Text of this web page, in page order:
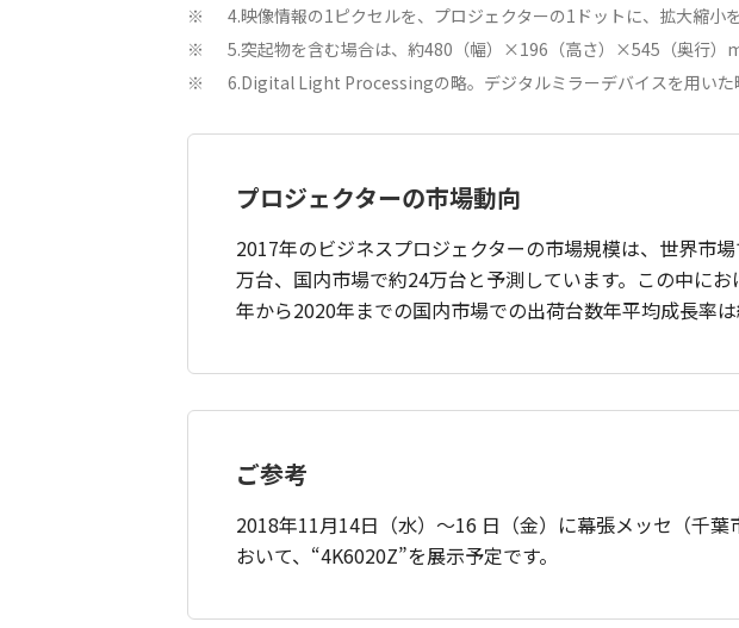
※ 4.映像情報の1ピクセルを、プロジェクターの1ドットに、拡大縮小
※ 5.突起物を含む場合は、約480（幅）×196（高さ）×545（奥行）
※ 6.Digital Light Processingの略。デジタルミラーデバイスを用いた
プロジェクターの市場動向
2017年のビジネスプロジェクターの市場規模は、世界市
万台、国内市場で約24万台と予測しています。この中に
年から2020年までの国内市場での出荷台数年平均成長率
ご参考
2018年11月14日（水）～16 日（金）に幕張メッセ（千
おいて、“4K6020Z”を展示予定です。